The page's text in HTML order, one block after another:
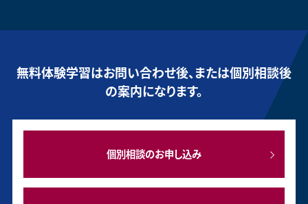
無料体験学習はお問い合わせ後、または個別相談後
の案内になります。
個別相談のお申し込み